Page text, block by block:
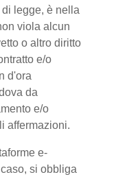
legge, è nella
viola alcun
o altro diritto
e/o
d'ora
da
e/o
affermazioni.
e-
si obbliga